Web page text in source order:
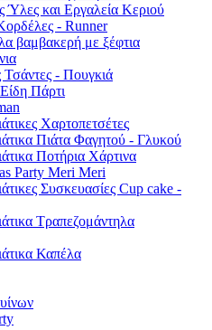
Ύλες και Εργαλεία Κεριού
- Runner
βαμβακερή με ξέφτια
Τσάντες - Πουγκιά
Πάρτι
Χαρτοπετσέτες
Πιάτα Φαγητού - Γλυκού
Ποτήρια Χάρτινα
Party Meri Meri
Συσκευασίες Cup cake -
Τραπεζομάντηλα
Καπέλα